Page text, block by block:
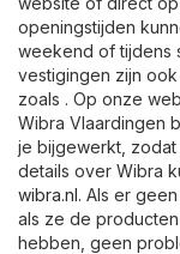
openingstijden
weekend of tijdens
vestigingen zijn
zoals . Op onze
Wibra Vlaardingen
je bijgewerkt,
details over Wibra
wibra.nl. Als er
als ze de
hebben, geen